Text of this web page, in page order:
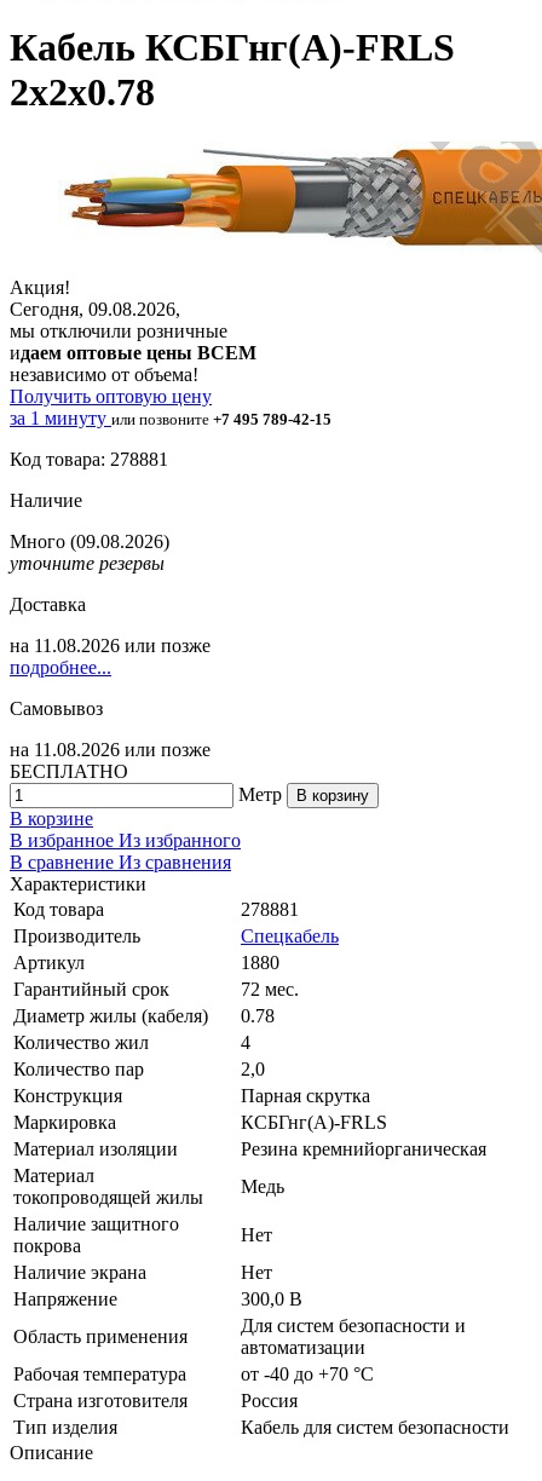
Кабель КСБГнг(А)-FRLS
2х2х0.78
Акция!
Сегодня, 09.08.2026,
мы отключили розничные
идаем оптовые цены ВСЕМ
независимо от объема!
Получить оптовую цену
за 1 минуту или позвоните +7 495 789-42-15
Код товара: 278881
Наличие
Много (09.08.2026)
уточните резервы
Доставка
на 11.08.2026 или позже
подробнее...
Самовывоз
на 11.08.2026 или позже
БЕСПЛАТНО
Метр
В корзину
В корзине
В избранное Из избранного
В сравнение Из сравнения
Характеристики
Код товара
278881
Производитель
Спецкабель
Артикул
1880
Гарантийный срок
72 мес.
Диаметр жилы (кабеля)
0.78
Количество жил
4
Количество пар
2,0
Конструкция
Парная скрутка
Маркировка
КСБГнг(А)-FRLS
Материал изоляции
Резина кремнийорганическая
Материал
токопроводящей жилы
Медь
Наличие защитного
покрова
Нет
Наличие экрана
Нет
Напряжение
300,0 В
Область применения
Для систем безопасности и
автоматизации
Рабочая температура
от -40 до +70 °C
Страна изготовителя
Россия
Тип изделия
Кабель для систем безопасности
Описание